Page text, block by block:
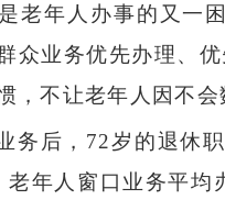
老年人办事的又一
众业务优先办理、
，不让老年人因不
务后， 72岁的退休
老年人窗口业务平